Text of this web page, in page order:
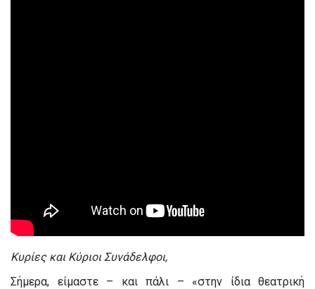
Κυρίες και Κύριοι Συνάδελφοι,
Σήμερα, είμαστε – και πάλι – «στην ίδια θεατρική